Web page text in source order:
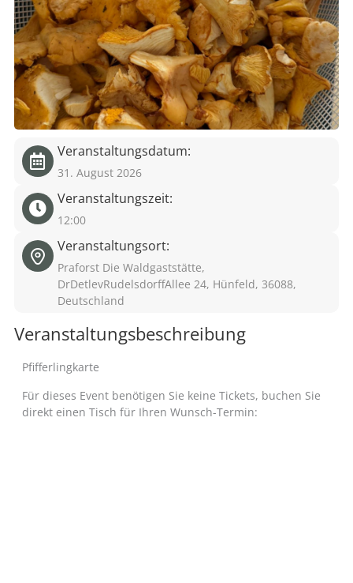
Veranstaltungsdatum:
31. August 2026
Veranstaltungszeit:
12:00
Veranstaltungsort:
Praforst Die Waldgaststätte,
DrDetlevRudelsdorffAllee 24, Hünfeld, 36088,
Deutschland
Veranstaltungsbeschreibung
Pfifferlingkarte
Für dieses Event benötigen Sie keine Tickets, buchen Sie
direkt einen Tisch für Ihren Wunsch-Termin: